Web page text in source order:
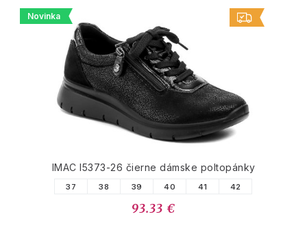
Novinka
IMAC I5373-26 čierne dámske poltopánky
37 38 39 40 41 42
93.33 €